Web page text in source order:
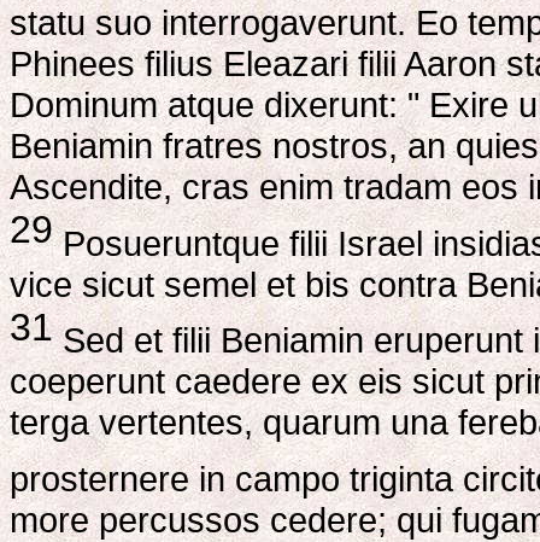
statu suo interrogaverunt. Eo
Phinees filius Eleazari filii Aaron
Dominum atque dixerunt: " Exire
Beniamin fratres nostros, an
Ascendite, cras enim tradam eos
29Posueruntque filii Israel
vice sicut semel et bis contra
31Sed et filii Beniamin eruperunt
coeperunt caedere ex eis sicut
terga vertentes, quarum una
prosternere in campo triginta
more percussos cedere; qui